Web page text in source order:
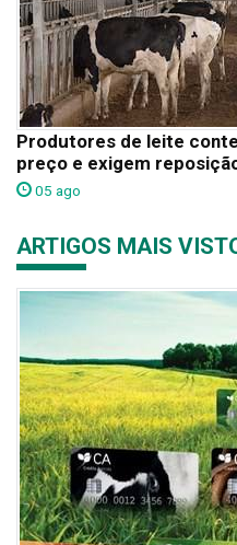
Produtores de leite
preço e exigem
05 ago
ARTIGOS MAIS